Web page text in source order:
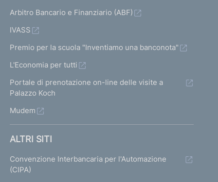
Arbitro Bancario e Finanziario (ABF)
IVASS
Premio per la scuola "Inventiamo una banconota"
L'Economia per tutti
Portale di prenotazione on-line delle visite a
Palazzo Koch
Mudem
ALTRI SITI
Convenzione Interbancaria per l'Automazione
(CIPA)